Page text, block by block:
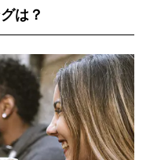
は？